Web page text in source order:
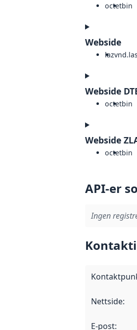
octetbin
Webside
laz
Webside
octetbin
Webside
octetbin
API-er
Ingen
Nettside:
E-post: